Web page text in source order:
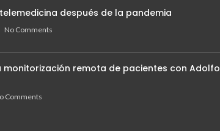
después de la pandemia
No Comments
monitorización remota de pacientes con Adolfo
Comments